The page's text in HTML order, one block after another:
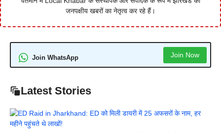
जनपक्षीय खबरों का नेतृत्व कर रहे हैं।
Join WhatsApp Join Now
Latest Stories